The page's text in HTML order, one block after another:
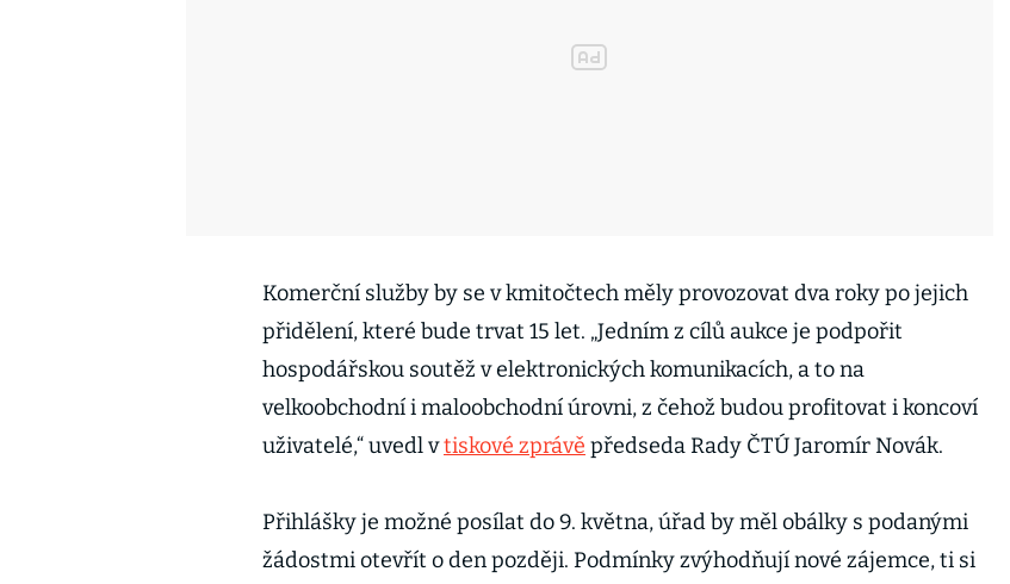
Komerční služby by se v kmitočtech měly provozovat dva roky po jejich
přidělení, které bude trvat 15 let. „Jedním z cílů aukce je podpořit
hospodářskou soutěž v elektronických komunikacích, a to na
velkoobchodní i maloobchodní úrovni, z čehož budou profitovat i koncoví
uživatelé,“ uvedl vtiskové zprávě předseda Rady ČTÚ Jaromír Novák.
Přihlášky je možné posílat do 9. května, úřad by měl obálky s podanými
žádostmi otevřít o den později. Podmínky zvýhodňují nové zájemce, ti si